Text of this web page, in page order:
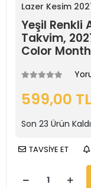
Lazer Kesim
Yeşil Renkli
Takvim,
Color
599,00 TL
Son 23 Ürün Kaldı
TAVSİYE ET